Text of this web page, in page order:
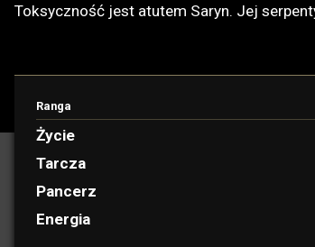
Toksyczność jest atutem Saryn. Jej
Ranga
Życie
Tarcza
Pancerz
Energia